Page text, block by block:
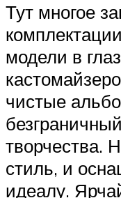
Тут многое
модели в
чистые
творчества.
стиль, и
идеалу.